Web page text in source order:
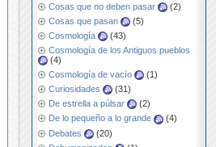
Cosas que no deben pasar
(2)
Cosas que pasan
(5)
Cosmología
(43)
Cosmología de los Antiguos pueblos
(4)
Cosmología de vacío
(1)
Curiosidades
(31)
De estrella a púlsar
(2)
De lo pequeño a lo grande
(4)
Debates
(20)